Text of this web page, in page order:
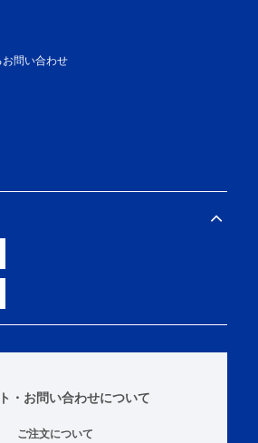
問い合わせ
・お問い合わせについて
ご注文について